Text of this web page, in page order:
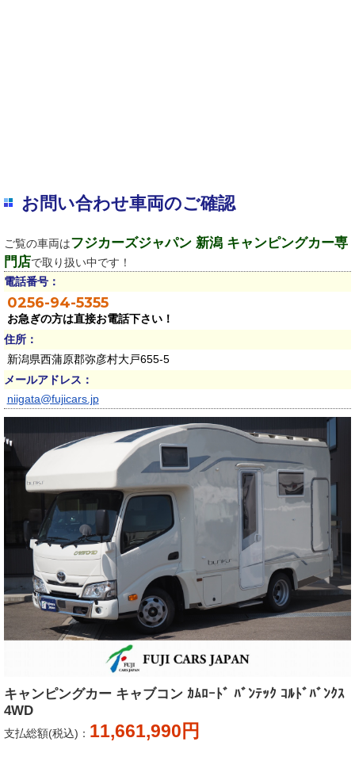
お問い合わせ車両のご確認
ご覧の車両はフジカーズジャパン 新潟 キャンピングカー専
門店で取り扱い中です！
電話番号：
0256-94-5355
お急ぎの方は直接お電話下さい！
住所：
新潟県西蒲原郡弥彦村大戸655-5
メールアドレス：
niigata@fujicars.jp
キャンピングカー キャブコン ｶﾑﾛｰﾄﾞ ﾊﾞﾝﾃｯｸ ｺﾙﾄﾞﾊﾞﾝｸｽ
4WD
支払総額(税込)： 11,661,990円